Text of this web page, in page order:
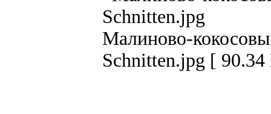
Малиново-
Schnitten.jpg [